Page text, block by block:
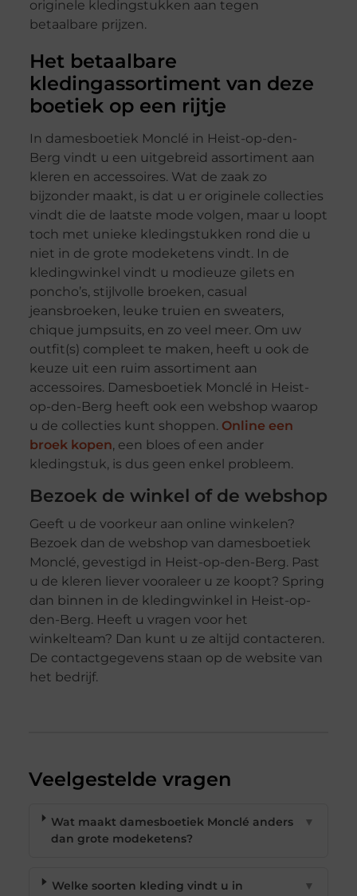
originele kledingstukken aan tegen
betaalbare prijzen.
Het betaalbare
kledingassortiment van deze
boetiek op een rijtje
In damesboetiek Monclé in Heist-op-den-
Berg vindt u een uitgebreid assortiment aan
kleren en accessoires. Wat de zaak zo
bijzonder maakt, is dat u er originele collecties
vindt die de laatste mode volgen, maar u loopt
toch met unieke kledingstukken rond die u
niet in de grote modeketens vindt. In de
kledingwinkel vindt u modieuze gilets en
poncho’s, stijlvolle broeken, casual
jeansbroeken, leuke truien en sweaters,
chique jumpsuits, en zo veel meer. Om uw
outfit(s) compleet te maken, heeft u ook de
keuze uit een ruim assortiment aan
accessoires. Damesboetiek Monclé in Heist-
op-den-Berg heeft ook een webshop waarop
u de collecties kunt shoppen. Online een
broek kopen, een bloes of een ander
kledingstuk, is dus geen enkel probleem.
Bezoek de winkel of de webshop
Geeft u de voorkeur aan online winkelen?
Bezoek dan de webshop van damesboetiek
Monclé, gevestigd in Heist-op-den-Berg. Past
u de kleren liever vooraleer u ze koopt? Spring
dan binnen in de kledingwinkel in Heist-op-
den-Berg. Heeft u vragen voor het
winkelteam? Dan kunt u ze altijd contacteren.
De contactgegevens staan op de website van
het bedrijf.
Veelgestelde vragen
Wat maakt damesboetiek Monclé anders
dan grote modeketens?
▼
Welke soorten kleding vindt u in
▼